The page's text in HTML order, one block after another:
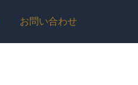
お問い合わせ